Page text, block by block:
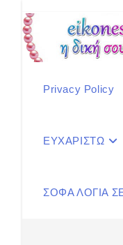
content
Privacy Policy
ΕΥΧΑΡΙΣΤΩ
ΣΟΦΑ ΛΟΓΙΑ